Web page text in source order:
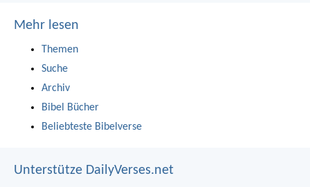
Mehr lesen
Themen
Suche
Archiv
Bibel Bücher
Beliebteste Bibelverse
Unterstütze DailyVerses.net